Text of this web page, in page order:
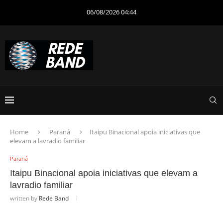
06/08/2026 04:44
Home Paraná
Itaipu Binacional apoia iniciativas que
elevam a lavradio familiar
Paraná
Itaipu Binacional apoia iniciativas que elevam a
lavradio familiar
written by Rede Band